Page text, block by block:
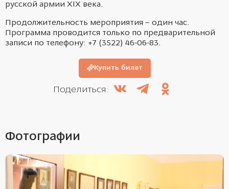
русской армии XIX века.
Продолжительность мероприятия – один час.
Программа проводится только по предварительной
записи по телефону: +7 (3522) 46-06-83.
Купить билет
Поделиться:
Фотографии